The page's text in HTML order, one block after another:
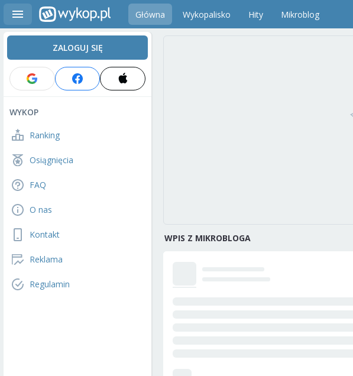
Główna Wykopalisko Hity Mikroblog
ZALOGUJ SIĘ
WYKOP
Ranking
Osiągnięcia
FAQ
O nas
Kontakt
Reklama
Regulamin
WPIS Z MIKROBLOGA